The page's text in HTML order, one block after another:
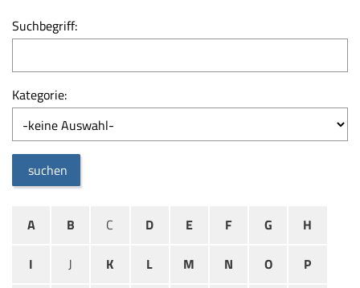
Suchbegriff:
Kategorie:
suchen
A B C D E F G H
I J K L M N O P